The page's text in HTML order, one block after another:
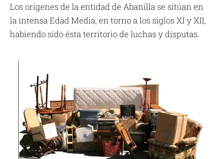
Los orígenes de la entidad de Abanilla se sitúan en
la intensa Edad Media, en torno a los siglos XI y XII,
habiendo sido ésta territorio de luchas y disputas.